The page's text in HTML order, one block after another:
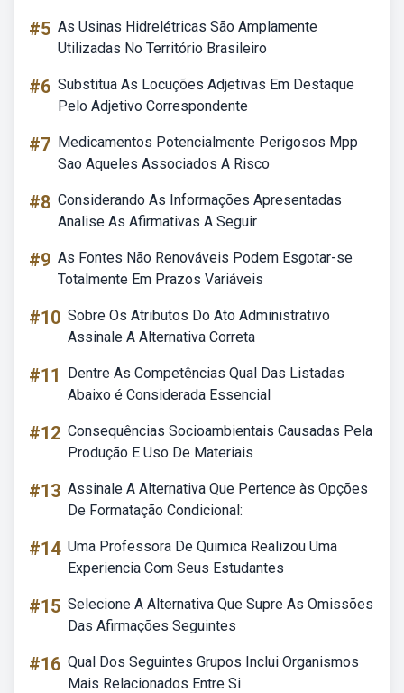
#5 As Usinas Hidrelétricas São Amplamente
Utilizadas No Território Brasileiro
#6 Substitua As Locuções Adjetivas Em Destaque
Pelo Adjetivo Correspondente
#7 Medicamentos Potencialmente Perigosos Mpp
Sao Aqueles Associados A Risco
#8 Considerando As Informações Apresentadas
Analise As Afirmativas A Seguir
#9 As Fontes Não Renováveis Podem Esgotar-se
Totalmente Em Prazos Variáveis
#10 Sobre Os Atributos Do Ato Administrativo
Assinale A Alternativa Correta
#11
Dentre As Competências Qual Das Listadas
Abaixo é Considerada Essencial
#12 Consequências Socioambientais Causadas Pela
Produção E Uso De Materiais
#13 Assinale A Alternativa Que Pertence às Opções
De Formatação Condicional:
#14 Uma Professora De Quimica Realizou Uma
Experiencia Com Seus Estudantes
#15 Selecione A Alternativa Que Supre As Omissões
Das Afirmações Seguintes
#16 Qual Dos Seguintes Grupos Inclui Organismos
Mais Relacionados Entre Si